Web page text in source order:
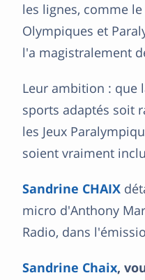
les lignes, comme
Olympiques et
l'a magistralement
Leur ambition : que
sports adaptés soit
les Jeux
soient vraiment
Sandrine CHAIX
micro d'Anthony
Radio, dans
Sandrine Chaix,